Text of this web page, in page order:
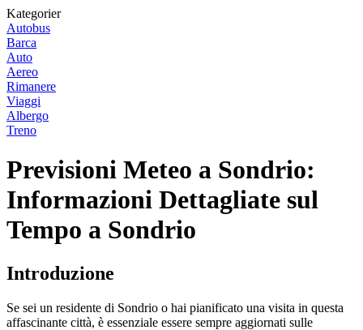
Kategorier
Autobus
Barca
Auto
Aereo
Rimanere
Viaggi
Albergo
Treno
Previsioni Meteo a Sondrio:
Informazioni Dettagliate sul
Tempo a Sondrio
Introduzione
Se sei un residente di Sondrio o hai pianificato una visita in questa
affascinante città, è essenziale essere sempre aggiornati sulle